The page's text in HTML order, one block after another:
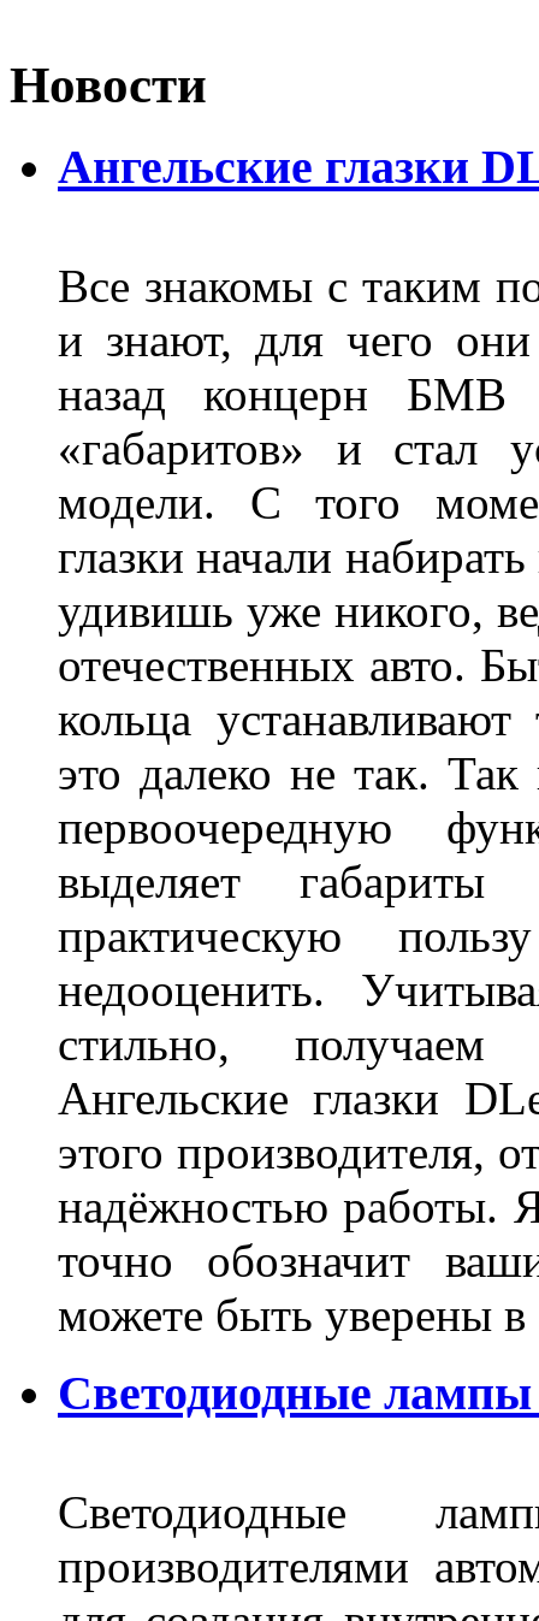
Новости
Ангельские глазки
Все знакомы с таким
и знают, для чего
назад концерн БМВ
«габаритов» и стал
модели. С того
глазки начали
удивишь уже никого,
отечественных авто.
кольца
это далеко не так. Так
первоочередную
выделяет
практическую
недооценить.
стильно,
Ангельские глазки
этого производителя,
надёжностью работы.
точно обозначит
можете быть уверены
Светодиодные
Светодиодные
производителями